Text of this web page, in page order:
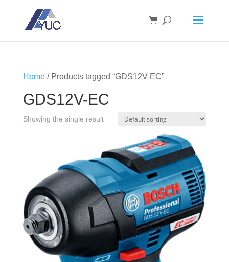
Home/ Products tagged “GDS12V-EC”
GDS12V-EC
Showing the single result